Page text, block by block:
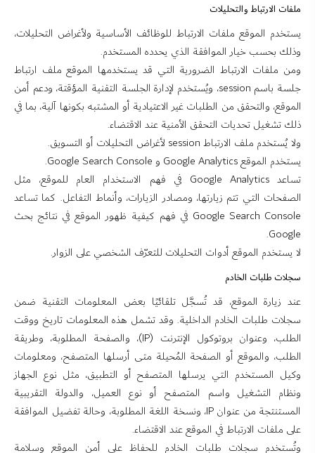
ملفات الارتباط والتحليلات
يستخدم الموقع ملفات الارتباط للوظائف الأساسية ولأغراض التحليلات،
وذلك بحسب خيار الموافقة الذي يحدده المستخدم.
ومن ملفات الارتباط الضرورية التي قد يستخدمها الموقع ملف ارتباط
جلسة باسم session، ويُستخدم لإدارة الجلسة التقنية المؤقتة، ودعم أمن
الموقع، والتحقق من الطلبات غير الاعتيادية أو المشتبه بكونها آلية، بما في
ذلك تشغيل تحديات التحقق الأمنية عند الاقتضاء.
ولا يُستخدم ملف الارتباط session لأغراض التحليلات أو التسويق.
يستخدم الموقع Google Analytics و Google Search Console.
تساعد Google Analytics في فهم الاستخدام العام للموقع، مثل
الصفحات التي تتم زيارتها، ومصادر الزيارات، وأنماط التفاعل. كما تساعد
Google Search Console في فهم كيفية ظهور الموقع في نتائج بحث
Google.
لا يستخدم الموقع أدوات التحليلات للتعرّف الشخصي على الزوار.
سجلات طلبات الخادم
عند زيارة الموقع، قد تُسجَّل تلقائيًا بعض المعلومات التقنية ضمن
سجلات طلبات الخادم الداخلية. وقد تشمل هذه المعلومات تاريخ ووقت
الطلب، وعنوان بروتوكول الإنترنت (IP)، والصفحة المطلوبة، وطريقة
الطلب، والموقع أو الصفحة المُحيلة متى أرسلها المتصفح، ومعلومات
وكيل المستخدم التي يرسلها المتصفح أو التطبيق، مثل نوع الجهاز
ونظام التشغيل واسم المتصفح أو نوع العميل، والدولة التقريبية
المستنتجة من عنوان IP، ونسخة اللغة المطلوبة، وحالة تفضيل الموافقة
على ملفات الارتباط في الموقع عند الاقتضاء.
وتُستخدم سجلات طلبات الخادم للحفاظ على أمن الموقع وسلامة